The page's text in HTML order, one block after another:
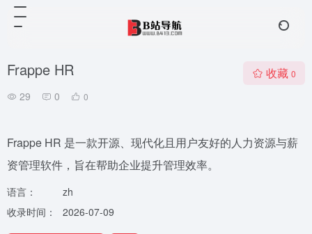
Frappe HR
29 0 0
收藏 0
Frappe HR 是一款开源、现代化且用户友好的人力资源与薪
资管理软件，旨在帮助企业提升管理效率。
语言：
zh
收录时间：
2026-07-09